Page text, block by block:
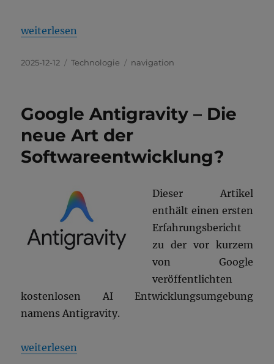
„Die beste Alternative zur Google Maps App: Here
weiterlesen
Veröffentlicht
2025-12-12 Kategorien
Technologie Schlagwörter
navigation
Google Antigravity – Die
neue Art der
Softwareentwicklung?
Dieser Artikel
enthält einen ersten
Erfahrungsbericht
zu der vor kurzem
von Google
veröffentlichten
kostenlosen AI Entwicklungsumgebung
namens Antigravity.
„Google Antigravity – Die neue Art der
weiterlesen